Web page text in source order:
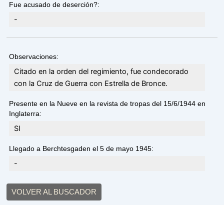
Fue acusado de deserción?:
-
Observaciones:
Citado en la orden del regimiento, fue condecorado
con la Cruz de Guerra con Estrella de Bronce.
Presente en la Nueve en la revista de tropas del 15/6/1944 en
Inglaterra:
SI
Llegado a Berchtesgaden el 5 de mayo 1945:
-
VOLVER AL BUSCADOR